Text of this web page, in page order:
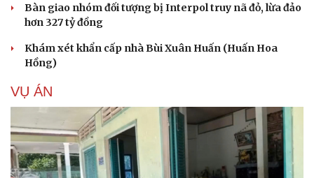
Bàn giao nhóm đối tượng bị Interpol truy nã đỏ, lừa đảo
hơn 327 tỷ đồng
Khám xét khẩn cấp nhà Bùi Xuân Huấn (Huấn Hoa
Hồng)
VỤ ÁN